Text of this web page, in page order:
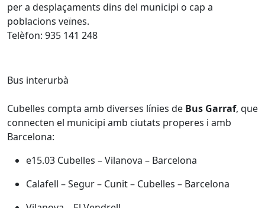
per a desplaçaments dins del municipi o cap a
poblacions veïnes.
Telèfon: 935 141 248
Bus interurbà
Cubelles compta amb diverses línies de Bus Garraf, que
connecten el municipi amb ciutats properes i amb
Barcelona:
e15.03 Cubelles – Vilanova – Barcelona
Calafell – Segur – Cunit – Cubelles – Barcelona